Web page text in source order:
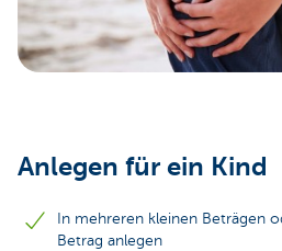
Anlegen für ein Kind
In mehreren kleinen Beträgen
Betrag anlegen